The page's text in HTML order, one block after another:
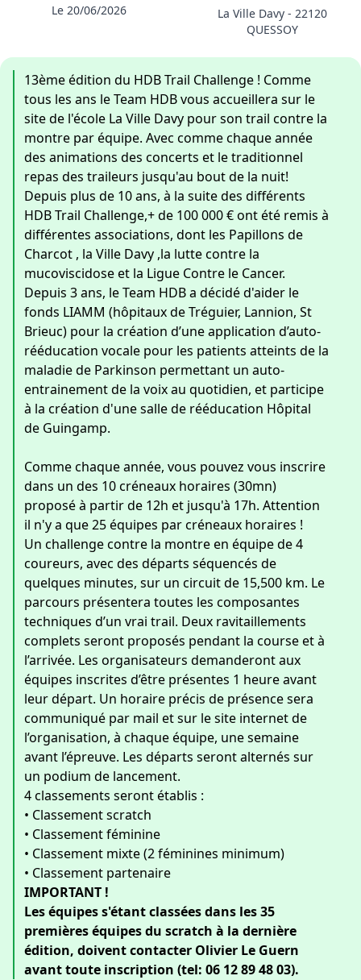
Le 20/06/2026
La Ville Davy - 22120
QUESSOY
13ème édition du HDB Trail Challenge ! Comme
tous les ans le Team HDB vous accueillera sur le
site de l'école La Ville Davy pour son trail contre la
montre par équipe. Avec comme chaque année
des animations des concerts et le traditionnel
repas des traileurs jusqu'au bout de la nuit!
Depuis plus de 10 ans, à la suite des différents
HDB Trail Challenge,+ de 100 000 € ont été remis à
différentes associations, dont les Papillons de
Charcot , la Ville Davy ,la lutte contre la
mucoviscidose et la Ligue Contre le Cancer.
Depuis 3 ans, le Team HDB a décidé d'aider le
fonds LIAMM (hôpitaux de Tréguier, Lannion, St
Brieuc) pour la création d’une application d’auto-
rééducation vocale pour les patients atteints de la
maladie de Parkinson permettant un auto-
entrainement de la voix au quotidien, et participe
à la création d'une salle de rééducation Hôpital
de Guingamp.
Comme chaque année, vous pouvez vous inscrire
dans un des 10 créneaux horaires (30mn)
proposé à partir de 12h et jusqu'à 17h. Attention
il n'y a que 25 équipes par créneaux horaires !
Un challenge contre la montre en équipe de 4
coureurs, avec des départs séquencés de
quelques minutes, sur un circuit de 15,500 km. Le
parcours présentera toutes les composantes
techniques d’un vrai trail. Deux ravitaillements
complets seront proposés pendant la course et à
l’arrivée. Les organisateurs demanderont aux
équipes inscrites d’être présentes 1 heure avant
leur départ. Un horaire précis de présence sera
communiqué par mail et sur le site internet de
l’organisation, à chaque équipe, une semaine
avant l’épreuve. Les départs seront alternés sur
un podium de lancement.
4 classements seront établis :
• Classement scratch
• Classement féminine
• Classement mixte (2 féminines minimum)
• Classement partenaire
IMPORTANT !
Les équipes s'étant classées dans les 35
premières équipes du scratch à la dernière
édition, doivent contacter Olivier Le Guern
avant toute inscription (tel: 06 12 89 48 03).